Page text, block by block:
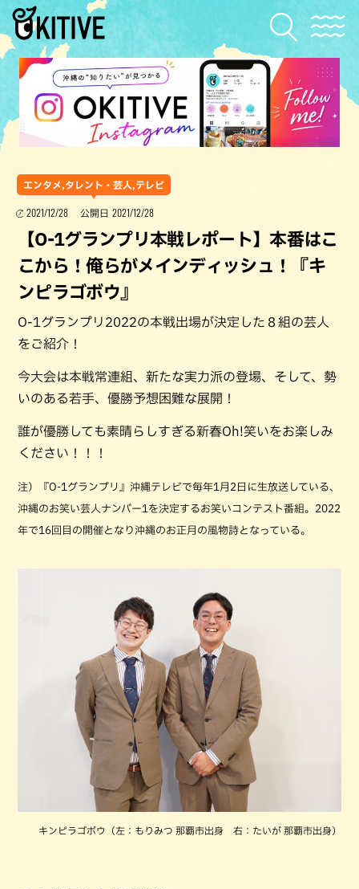
エンタメ,タレント・芸人,テレビ
2021/12/28 公開日 2021/12/28
【O-1グランプリ本戦レポート】本番はこ
こから！俺らがメインディッシュ！『キ
ンピラゴボウ』
O-1グランプリ2022の本戦出場が決定した８組の芸人
をご紹介！
今大会は本戦常連組、新たな実力派の登場、そして、勢
いのある若手、優勝予想困難な展開！
誰が優勝しても素晴らしすぎる新春Oh!笑いをお楽しみ
ください！！！
注）『O-1グランプリ』沖縄テレビで毎年1月2日に生放送している、
沖縄のお笑い芸人ナンバー1を決定するお笑いコンテスト番組。2022
年で16回目の開催となり沖縄のお正月の風物詩となっている。
キンピラゴボウ（左：もりみつ 那覇市出身 右：たいが 那覇市出身）